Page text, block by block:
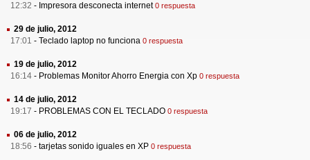
12:32 - Impresora desconecta internet 0 respuesta
29 de julio, 2012
17:01 - Teclado laptop no funciona 0 respuesta
19 de julio, 2012
16:14 - Problemas Monitor Ahorro Energia con Xp 0 respuesta
14 de julio, 2012
19:17 - PROBLEMAS CON EL TECLADO 0 respuesta
06 de julio, 2012
18:56 - tarjetas sonido iguales en XP 0 respuesta